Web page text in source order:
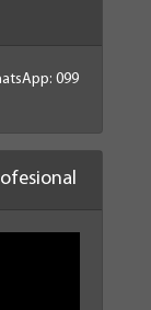
099